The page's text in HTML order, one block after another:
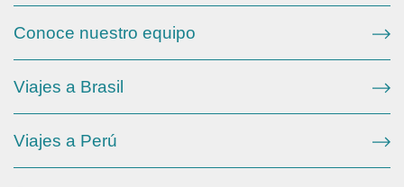
Conoce nuestro equipo
Viajes a Brasil
Viajes a Perú